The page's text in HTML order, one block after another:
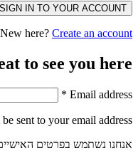
SIGN IN TO YOUR ACCOUNT
New here? Create an account
to see you here !
Email address
*
sent to your email address.
אנחנו נשתמש בפרטים